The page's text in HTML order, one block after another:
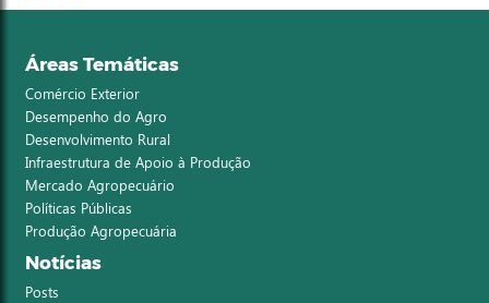
Áreas Temáticas
Comércio Exterior
Desempenho do Agro
Desenvolvimento Rural
Infraestrutura de Apoio à Produção
Mercado Agropecuário
Políticas Públicas
Produção Agropecuária
Notícias
Posts